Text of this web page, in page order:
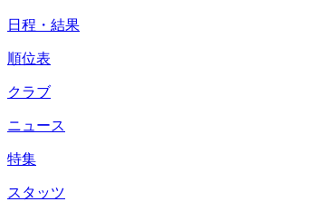
日程・結果
順位表
クラブ
ニュース
特集
スタッツ